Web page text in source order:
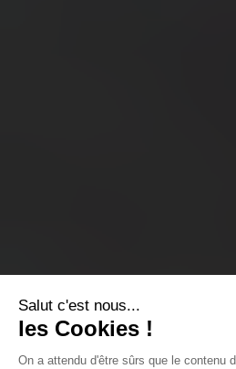
Salut c'est nous...
les Cookies !
On a attendu d'être sûrs que le contenu